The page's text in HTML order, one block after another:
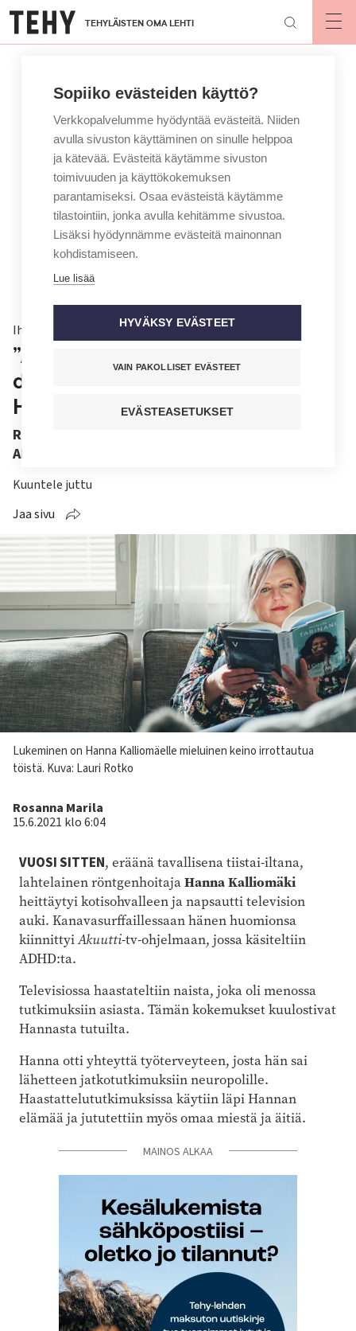
Hyppää
pääsisältöön
TEHYLÄISTEN OMA LEHTI
Ihmiset
”ADHD on supervoimani”, sanoo
diagnoosin 44-vuotiaana saanut
Hanna
Röntgenhoitaja Hanna Kalliomäki on löytänyt
ADHD:sta alkusokin jälkeen paljon hyvää.
Kuuntele juttu
Jaa sivu
Kuvateksti
Lukeminen on Hanna Kalliomäelle mieluinen keino irrottautua
töistä. Kuva: Lauri Rotko
Kirjoittaja
Rosanna Marila
15.6.2021 klo 6:04
VUOSI SITTEN, eräänä tavallisena tiistai-iltana,
lahtelainen röntgenhoitajaHanna Kalliomäki
heittäytyi kotisohvalleen ja napsautti television
auki. Kanavasurffaillessaan hänen huomionsa
kiinnittyiAkuutti-tv-ohjelmaan, jossa käsiteltiin
ADHD:ta.
Televisiossa haastateltiin naista, joka oli menossa
tutkimuksiin asiasta. Tämän kokemukset kuulostivat
Hannasta tutuilta.
Hanna otti yhteyttä työterveyteen, josta hän sai
lähetteen jatkotutkimuksiin neuropolille.
Haastattelututkimuksissa käytiin läpi Hannan
elämää ja jututettiin myös omaa miestä ja äitiä.
MAINOS ALKAA
Sopiiko evästeiden käyttö?
Verkkopalvelumme hyödyntää evästeitä. Niiden
avulla sivuston käyttäminen on sinulle helppoa
ja kätevää. Evästeitä käytämme sivuston
toimivuuden ja käyttökokemuksen
parantamiseksi. Osaa evästeistä käytämme
tilastointiin, jonka avulla kehitämme sivustoa.
Lisäksi hyödynnämme evästeitä mainonnan
kohdistamiseen.
Lue lisää
HYVÄKSY EVÄSTEET
VAIN PAKOLLISET EVÄSTEET
EVÄSTEASETUKSET